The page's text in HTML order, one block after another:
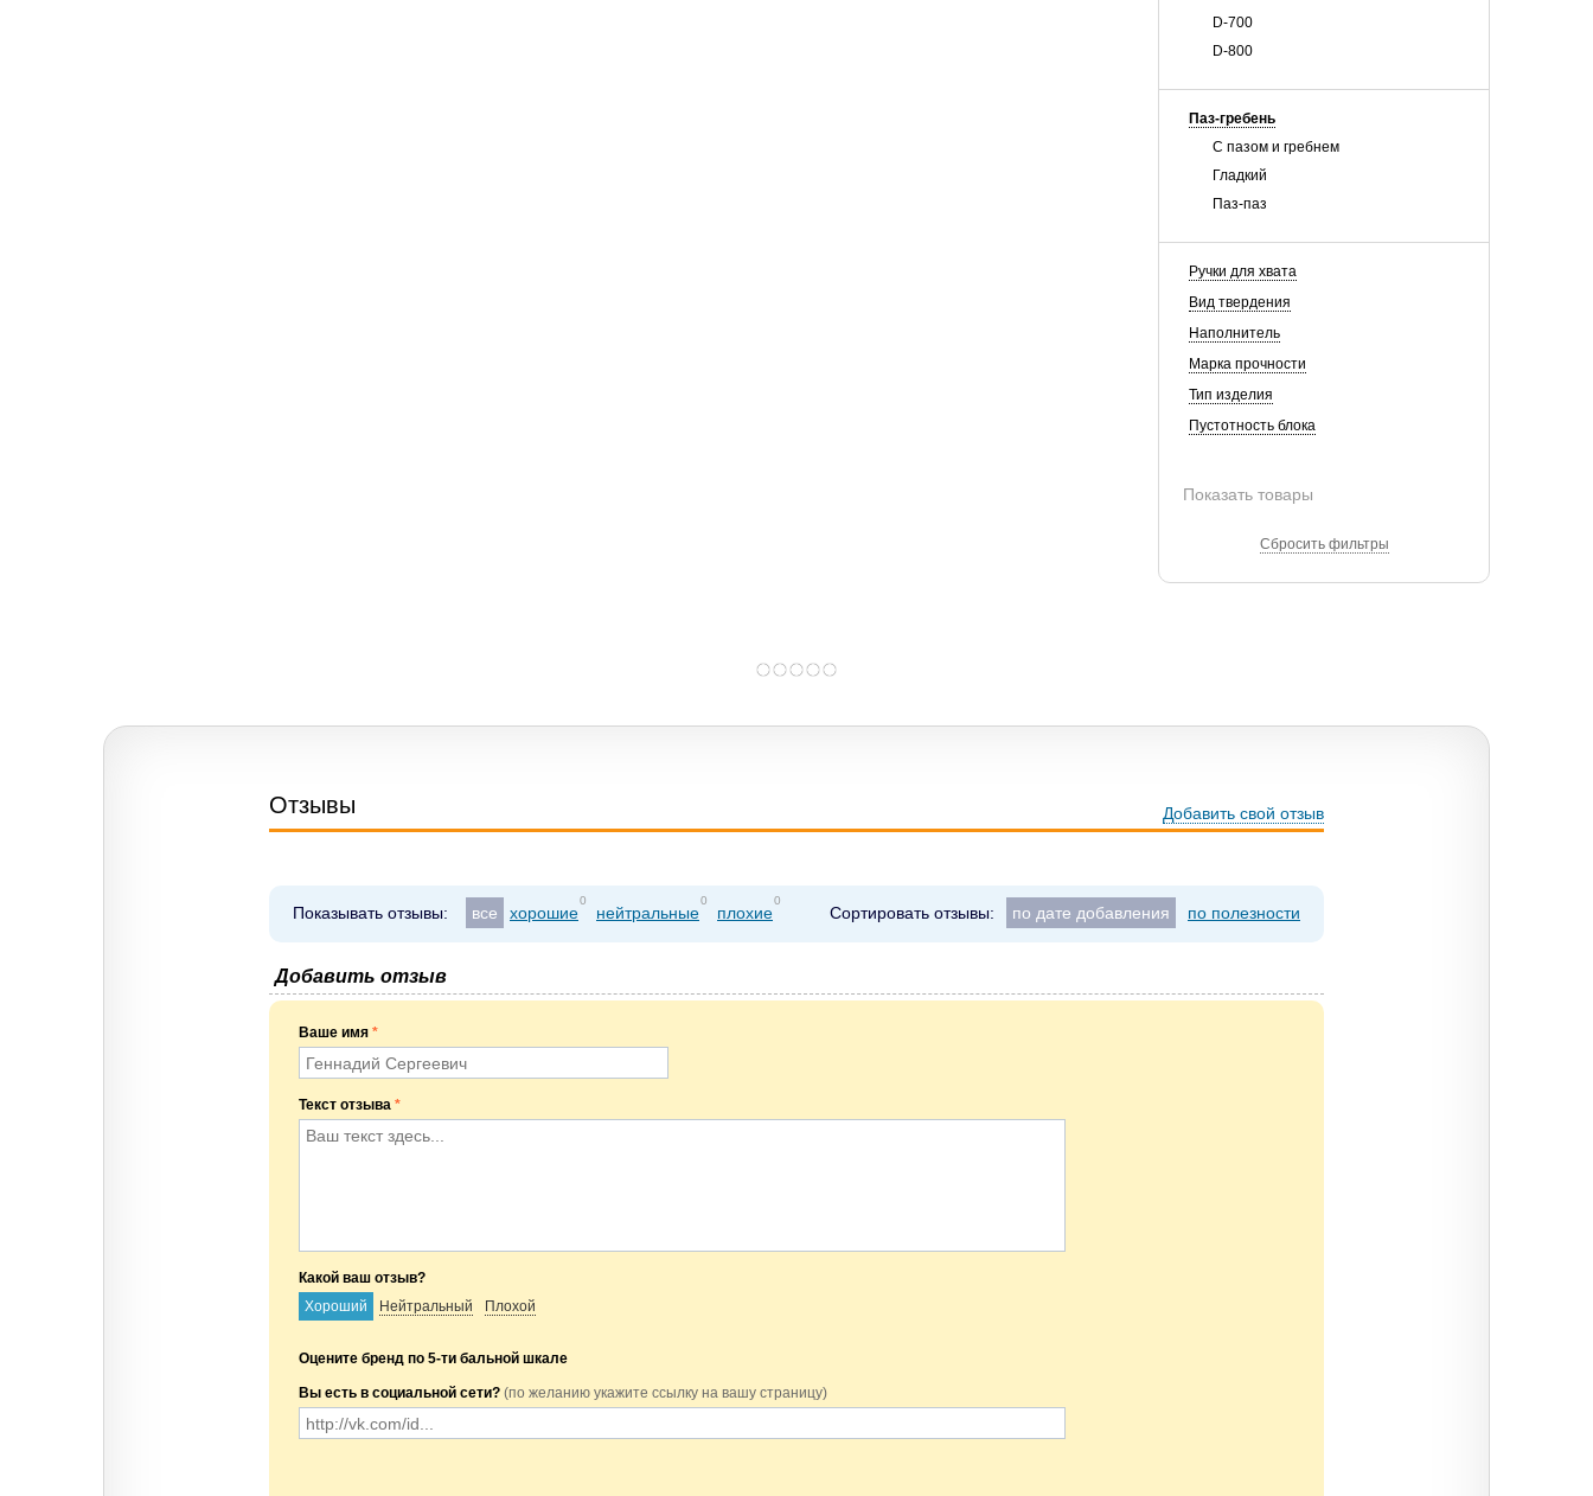
D-700
D-800
Паз-гребень
С пазом и гребнем
Гладкий
Паз-паз
Ручки для хвата
Вид твердения
Наполнитель
Марка прочности
Тип изделия
Пустотность блока
Показать товары
Сбросить фильтры
Отзывы Добавить свой отзыв
Показывать отзывы: все хорошие
0
нейтральные
0
плохие
0
Сортировать отзывы: по дате добавления по полезности
Добавить отзыв
Ваше имя *
Текст отзыва *
Какой ваш отзыв?
Хороший
Нейтральный Плохой
Оцените бренд по 5-ти бальной шкале
Вы есть в социальной сети? (по желанию укажите ссылку на вашу страницу)